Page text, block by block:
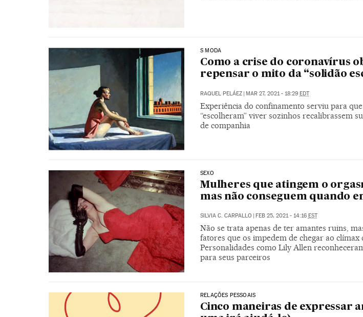
S MODA
Como a crise do coronavírus
repensar o mito da “solidão
RAQUEL PELÁEZ MAR 27, 2021 - 18:29 EDT
Experiência do confinamento serviu para
“escolheram” viver sozinhos recalibrassem
de companhia
SEXO
Mulheres que atingem o
mas não conseguem quando
SILVIA C. CARPALLO | FEB 25, 2021 - 14:16 EST
Não se trata apenas de ter amantes ruins,
fatores que os impedem de chegar ao clímax
Personalidades como Lily Allen
para seus parceiros
RELAÇÕES PESSOAIS
Cinco maneiras de expressar